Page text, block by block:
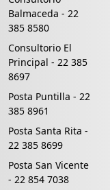
Balmaceda - 22
385 8580
Consultorio El
Principal - 22 385
8697
Posta Puntilla - 22
385 8961
Posta Santa Rita -
22 385 8699
Posta San Vicente
- 22 854 7038